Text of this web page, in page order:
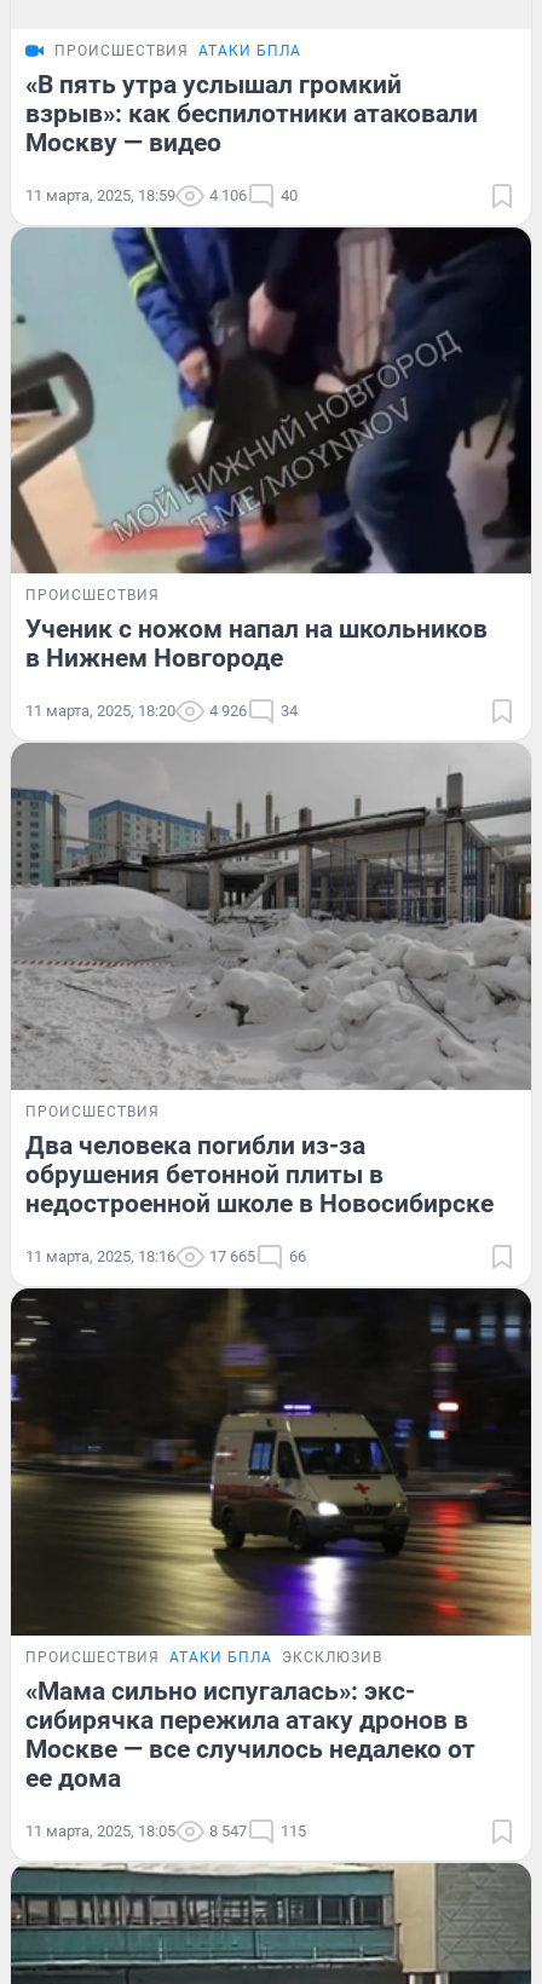
ПРОИСШЕСТВИЯ АТАКИ БПЛА
«В пять утра услышал громкий
взрыв»: как беспилотники атаковали
Москву — видео
11 марта, 2025, 18:59 4 106 40
ПРОИСШЕСТВИЯ
Ученик с ножом напал на школьников
в Нижнем Новгороде
11 марта, 2025, 18:20 4 926 34
ПРОИСШЕСТВИЯ
Два человека погибли из-за
обрушения бетонной плиты в
недостроенной школе в Новосибирске
11 марта, 2025, 18:16 17 665 66
ПРОИСШЕСТВИЯ АТАКИ БПЛА ЭКСКЛЮЗИВ
«Мама сильно испугалась»: экс-
сибирячка пережила атаку дронов в
Москве — все случилось недалеко от
ее дома
11 марта, 2025, 18:05 8 547 115